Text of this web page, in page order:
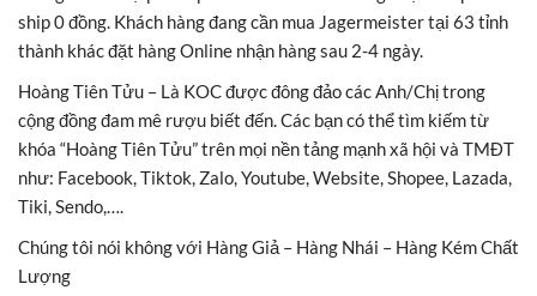
ship 0 đồng. Khách hàng đang cần mua Jagermeister tại 63 tỉnh
thành khác đặt hàng Online nhận hàng sau 2-4 ngày.
Hoàng Tiên Tửu – Là KOC được đông đảo các Anh/Chị trong
cộng đồng đam mê rượu biết đến. Các bạn có thể tìm kiếm từ
khóa “Hoàng Tiên Tửu” trên mọi nền tảng mạnh xã hội và TMĐT
như: Facebook, Tiktok, Zalo, Youtube, Website, Shopee, Lazada,
Tiki, Sendo,….
Chúng tôi nói không với Hàng Giả – Hàng Nhái – Hàng Kém Chất
Lượng